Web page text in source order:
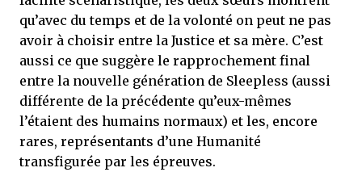
qu’avec du temps et de la volonté on peut ne pas
avoir à choisir entre la Justice et sa mère. C’est
aussi ce que suggère le rapprochement final
entre la nouvelle génération de Sleepless (aussi
différente de la précédente qu’eux-mêmes
l’étaient des humains normaux) et les, encore
rares, représentants d’une Humanité
transfigurée par les épreuves.